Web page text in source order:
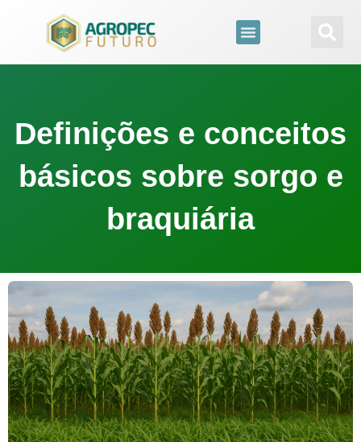
conteúdo
Definições e conceitos
básicos sobre sorgo e
braquiária